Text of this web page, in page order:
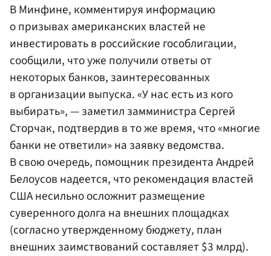
В Минфине, комментируя информацию
о призывах американских властей не
инвестировать в российские гособлигации,
сообщили, что уже получили ответы от
некоторых банков, заинтересованных
в организации выпуска. «У нас есть из кого
выбирать», — заметил замминистра Сергей
Сторчак, подтвердив в то же время, что «многие
банки не ответили» на заявку ведомства.
В свою очередь, помощник президентаАндрей
Белоусов надеется, что рекомендация властей
США несильно осложнит размещение
суверенного долга на внешних площадках
(согласно утвержденному бюджету, план
внешних заимствований составляет $3 млрд).